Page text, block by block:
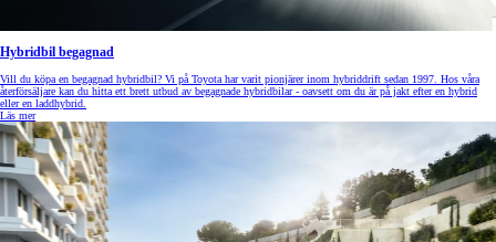
Hybridbil begagnad
Vill du köpa en begagnad hybridbil? Vi på Toyota har varit pionjärer inom hybriddrift sedan 1997. Hos våra
återförsäljare kan du hitta ett brett utbud av begagnade hybridbilar - oavsett om du är på jakt efter en hybrid
eller en laddhybrid.
Läs mer